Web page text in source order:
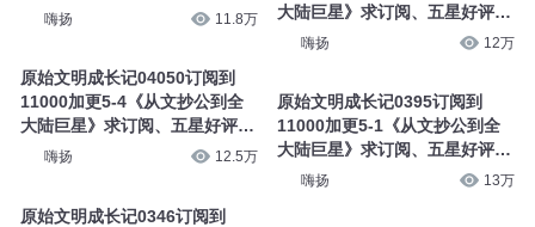
有加更
嗨扬 11.8万
原始文明成长记04050订阅到
11000加更5-4《从文抄公到全
大陆巨星》求订阅、五星好评，
有加更
嗨扬 12.5万
原始文明成长记0346订阅到
大陆巨星》求订阅、五星好评，
有加更
嗨扬 12万
原始文明成长记0395订阅到
11000加更5-1《从文抄公到全
大陆巨星》求订阅、五星好评，
有加更
嗨扬 13万